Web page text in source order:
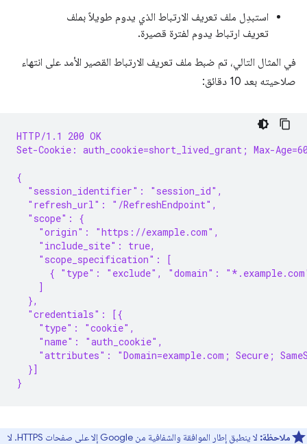
استبدِل ملف تعريف الارتباط الذي يدوم طويلاً بملف
تعريف ارتباط يدوم لفترة قصيرة.
في المثال التالي، تم ضبط ملف تعريف الارتباط القصير الأمد على انتهاء
صلاحيته بعد 10 دقائق:
HTTP/1.1 200 OK
Set-Cookie: auth_cookie=short_lived_grant; Max-
{
  "session_identifier": "session_id",
  "refresh_url": "/RefreshEndpoint",
  "scope": {
    "origin": "https://example.com",
    "include_site": true,
    "scope_specification": [
{ "type": "exclude", "domain":
    ]
  },
  "credentials": [{
    "type": "cookie",
    "name": "auth_cookie",
"attributes": "Domain=example.com; Secure;
  }]
}
ملاحظة:
لا ينطبق إطار الموافقة والشفافية من Google إلا على صفحات HTTPS. لا